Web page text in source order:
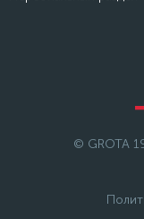
© GROTA